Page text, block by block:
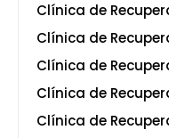
Clínica de
Clínica de
Clínica de
Clínica de
Clínica de